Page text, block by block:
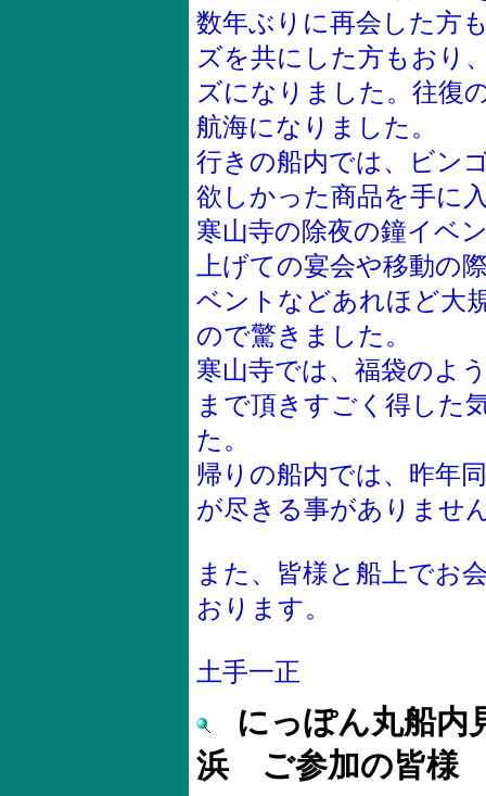
数年ぶりに再会した方
ズを共にした方もおり
ズになりました。往復
航海になりました。
行きの船内では、ビン
欲しかった商品を手に
寒山寺の除夜の鐘イベ
上げての宴会や移動の
ベントなどあれほど大
ので驚きました。
寒山寺では、福袋のよ
まで頂きすごく得した
た。
帰りの船内では、昨年
が尽きる事がありませ
また、皆様と船上でお
おります。
土手一正
にっぽん丸船
浜 ご参加の皆様